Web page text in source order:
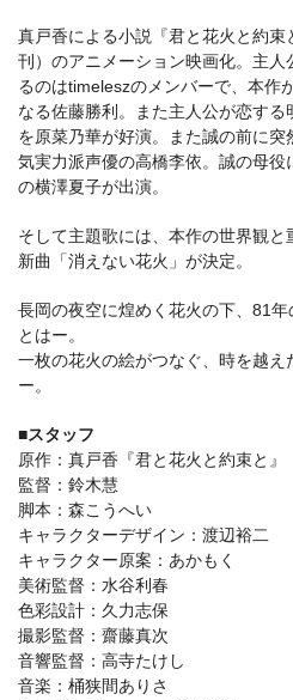
真戸香による小説『君と花火と約束
刊）のアニメーション映画化。主
るのはtimeleszのメンバーで、本作
なる佐藤勝利。また主人公が恋す
を原菜乃華が好演。また誠の前に
気実力派声優の高橋李依。誠の母
の横澤夏子が出演。
そして主題歌には、本作の世界観
新曲「消えない花火」が決定。
長岡の夜空に煌めく花火の下、81
とはー。
一枚の花火の絵がつなぐ、時を越え
ー。
■スタッフ
原作：真戸香『君と花火と約束と』
監督：鈴木慧
脚本：森こうへい
キャラクターデザイン：渡辺裕二
キャラクター原案：あかもく
美術監督：水谷利春
色彩設計：久力志保
撮影監督：齋藤真次
音響監督：高寺たけし
音楽：桶狭間ありさ